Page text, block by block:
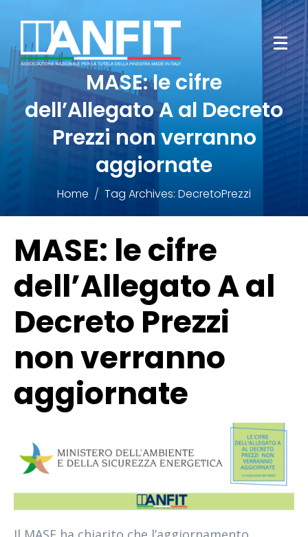
MASE: le cifre
dell’Allegato A al Decreto
Prezzi non verranno
aggiornate
Home Tag Archives: DecretoPrezzi
MASE: le cifre
dell’Allegato A al
Decreto Prezzi
non verranno
aggiornate